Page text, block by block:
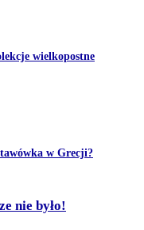
nie było!